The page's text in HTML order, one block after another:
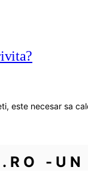
este necesar sa